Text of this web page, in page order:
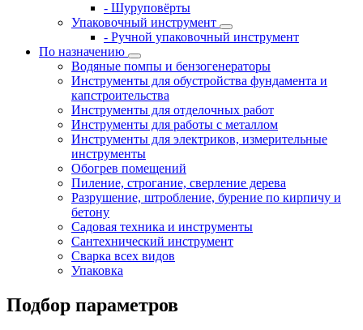
- Шуруповёрты
Упаковочный инструмент
- Ручной упаковочный инструмент
По назначению
Водяные помпы и бензогенераторы
Инструменты для обустройства фундамента и
капстроительства
Инструменты для отделочных работ
Инструменты для работы с металлом
Инструменты для электриков, измерительные
инструменты
Обогрев помещений
Пиление, строгание, сверление дерева
Разрушение, штробление, бурение по кирпичу и
бетону
Садовая техника и инструменты
Сантехнический инструмент
Сварка всех видов
Упаковка
Подбор параметров